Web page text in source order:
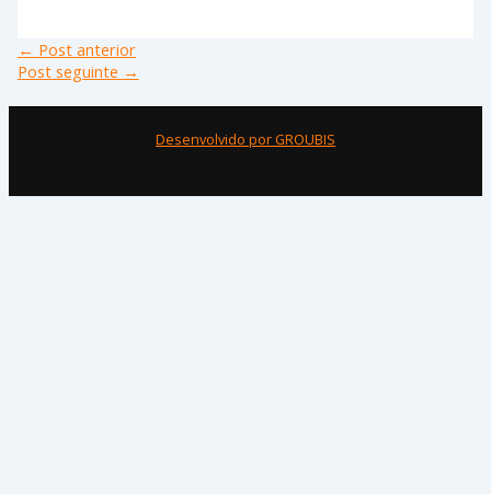
← Post anterior
Post seguinte →
Desenvolvido por GROUBIS